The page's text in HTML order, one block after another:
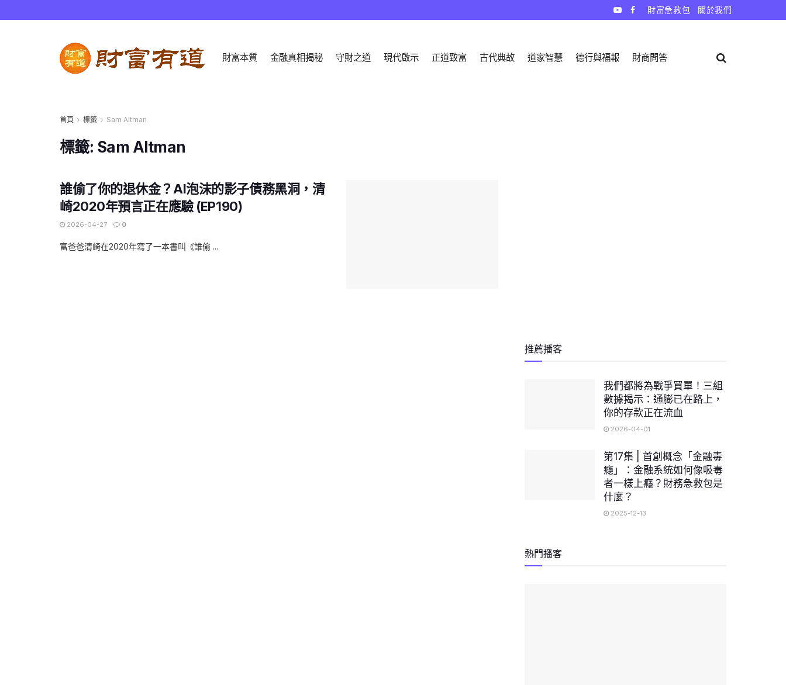
財富急救包 關於我們
財富本質 金融真相揭秘 守財之道 現代啟示 正道致富 古代典故 道家智慧 德行與福報 財商問答
首頁 標籤 Sam Altman
標籤: Sam Altman
誰偷了你的退休金？AI泡沫的影子債務黑洞，清
崎2020年預言正在應驗 (EP190)
2026-04-27 0
富爸爸清崎在2020年寫了一本書叫《誰偷 ...
推薦播客
我們都將為戰爭買單！三組
數據揭示：通膨已在路上，
你的存款正在流血
2026-04-01
第17集 | 首創概念「金融毒
癮」：金融系統如何像吸毒
者一樣上癮？財務急救包是
什麼？
2025-12-13
熱門播客